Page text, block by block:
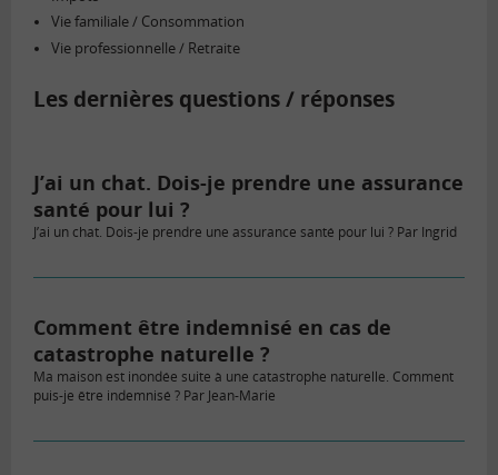
Vie familiale / Consommation
Vie professionnelle / Retraite
Les dernières questions / réponses
J’ai un chat. Dois-je prendre une assurance
santé pour lui ?
J’ai un chat. Dois-je prendre une assurance santé pour lui ? Par Ingrid
Comment être indemnisé en cas de
catastrophe naturelle ?
Ma maison est inondée suite à une catastrophe naturelle. Comment
puis-je être indemnisé ? Par Jean-Marie